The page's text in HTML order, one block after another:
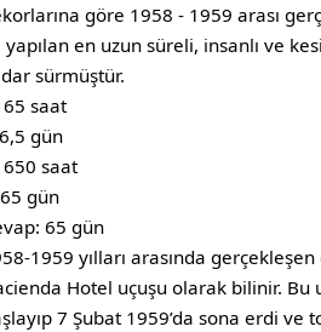
göre 1958 - 1959 arası
yapılan en uzun süreli, insanlı ve
sürmüştür.
65 saat
gün
650 saat
gün
65 gün
1959 yılları arasında
Hotel uçuşu olarak bilinir. Bu
7 Şubat 1959’da sona erdi ve